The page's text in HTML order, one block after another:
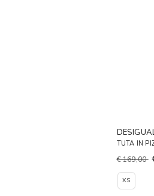
TUTA IN
€ 169,00
XS